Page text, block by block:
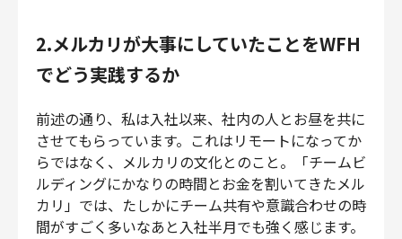
2.メルカリが大事にしていたことをWFH
でどう実践するか
前述の通り、私は入社以来、社内の人とお昼を共に
させてもらっています。これはリモートになってか
らではなく、メルカリの文化とのこと。「チームビ
ルディングにかなりの時間とお金を割いてきたメル
カリ」では、たしかにチーム共有や意識合わせの時
間がすごく多いなあと入社半月でも強く感じます。